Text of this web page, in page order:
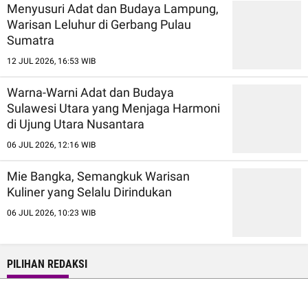
Menyusuri Adat dan Budaya Lampung,
Warisan Leluhur di Gerbang Pulau
Sumatra
12 JUL 2026, 16:53 WIB
Warna-Warni Adat dan Budaya
Sulawesi Utara yang Menjaga Harmoni
di Ujung Utara Nusantara
06 JUL 2026, 12:16 WIB
Mie Bangka, Semangkuk Warisan
Kuliner yang Selalu Dirindukan
06 JUL 2026, 10:23 WIB
PILIHAN REDAKSI